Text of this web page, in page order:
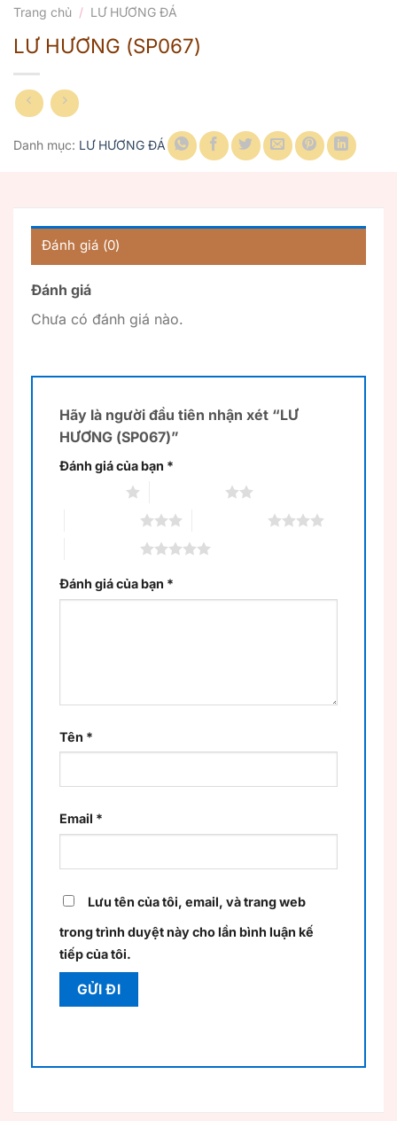
Trang chủ / LƯ HƯƠNG ĐÁ
LƯ HƯƠNG (SP067)
Danh mục: LƯ HƯƠNG ĐÁ
Đánh giá (0)
Đánh giá
Chưa có đánh giá nào.
Hãy là người đầu tiên nhận xét “LƯ
HƯƠNG (SP067)”
Đánh giá của bạn *
Đánh giá của bạn *
Tên *
Email *
Lưu tên của tôi, email, và trang web
trong trình duyệt này cho lần bình luận kế
tiếp của tôi.